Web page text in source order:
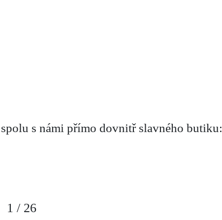
s námi přímo dovnitř slavného butiku:
1 / 26